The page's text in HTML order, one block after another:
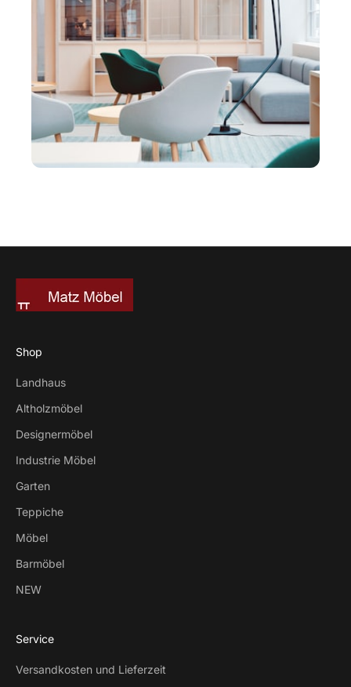
Shop
Landhaus
Altholzmöbel
Designermöbel
Industrie Möbel
Garten
Teppiche
Möbel
Barmöbel
NEW
Service
Versandkosten und Lieferzeit